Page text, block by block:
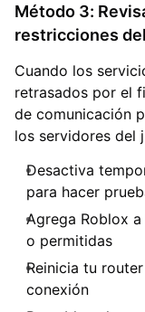
Método 3:
restricciones
Cuando los
retrasados por el
de comunicación
los servidores del
Desactiva
para hacer
Agrega Roblox
o permitidas
Reinicia tu
conexión